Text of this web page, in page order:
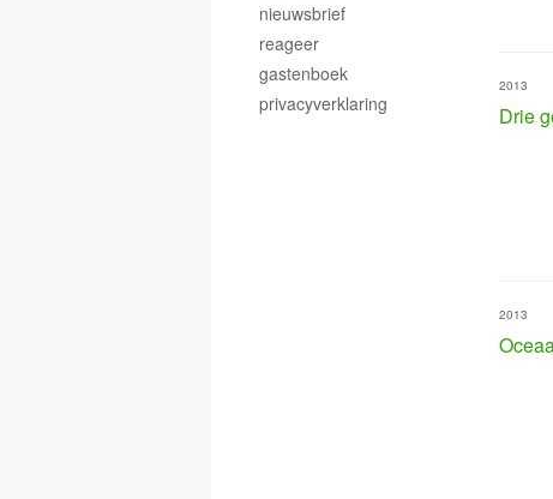
Drie
2013
2013
nieuwsbrief
reageer
gastenboek
privacyverklaring